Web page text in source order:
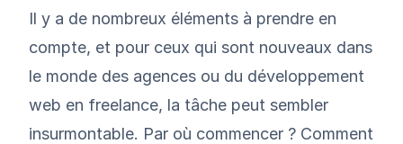
Il y a de nombreux éléments à prendre en
compte, et pour ceux qui sont nouveaux dans
le monde des agences ou du développement
web en freelance, la tâche peut sembler
insurmontable. Par où commencer ? Comment